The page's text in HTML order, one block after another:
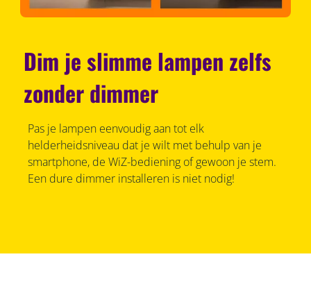
Dim je slimme lampen zelfs
zonder dimmer
Pas je lampen eenvoudig aan tot elk
helderheidsniveau dat je wilt met behulp van je
smartphone, de WiZ-bediening of gewoon je stem.
Een dure dimmer installeren is niet nodig!